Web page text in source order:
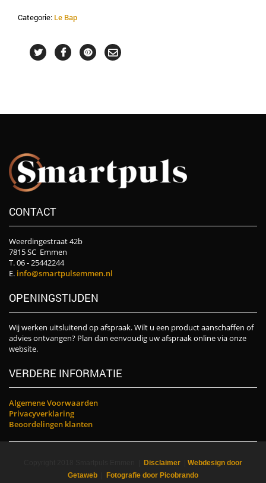
in
Serum
Categorie: Le Bap
CONTACT
Weerdingestraat 42b
7815 SC Emmen
T. 06 - 25442244
E. info@smartpulsemmen.nl
OPENINGSTIJDEN
Wij werken uitsluitend op afspraak. Wilt u een product aanschaffen of
advies ontvangen? Plan dan eenvoudig uw afspraak online via onze
website.
VERDERE INFORMATIE
Algemene Voorwaarden
Privacyverklaring
Beoordelingen klanten
Disclaimer
Webdesign door
Getaweb
Fotografie door Picobrando